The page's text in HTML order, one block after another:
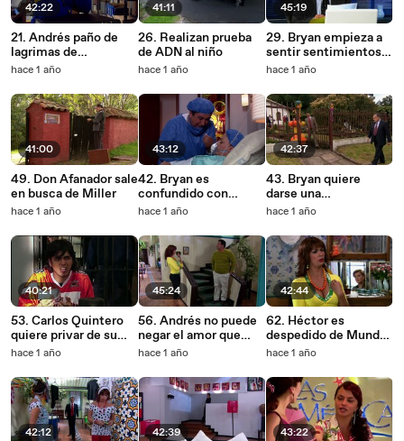
42:22
21. Andrés paño de
lagrimas de
Rosemary
hace 1 año
41:00
49. Don Afanador sale
en busca de Miller
hace 1 año
40:21
53. Carlos Quintero
quiere privar de su
libertad a Andrés
hace 1 año
42:12
41:11
26. Realizan prueba
de ADN al niño
hace 1 año
43:12
42. Bryan es
confundido con
Bernardo Ferreira
hace 1 año
45:24
56. Andrés no puede
negar el amor que
siente por Rosemary
hace 1 año
42:39
45:19
29. Bryan empieza a
sentir sentimientos
por Rosemary
hace 1 año
42:37
43. Bryan quiere
darse una
oportunidad con
hace 1 año
42:44
62. Héctor es
despedido de Mundo
Express
hace 1 año
43:22